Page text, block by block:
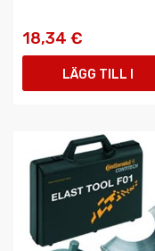
18,34 €
LÄGG TILL I